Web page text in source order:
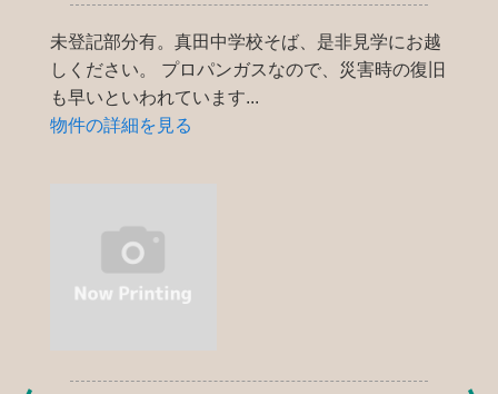
未登記部分有。真田中学校そば、是非見学にお越
しください。 プロパンガスなので、災害時の復旧
も早いといわれています...
物件の詳細を見る